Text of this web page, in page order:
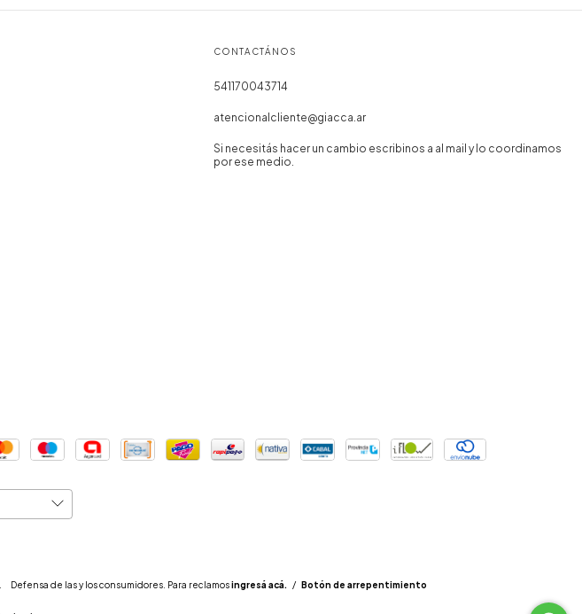
CONTACTÁNOS
541170043714
atencionalcliente@giacca.ar
Si necesitás hacer un cambio escribinos a al mail y lo coordinamos
por ese medio.
Defensa de las y los consumidores. Para reclamosingresá acá. / Botón de arrepentimiento